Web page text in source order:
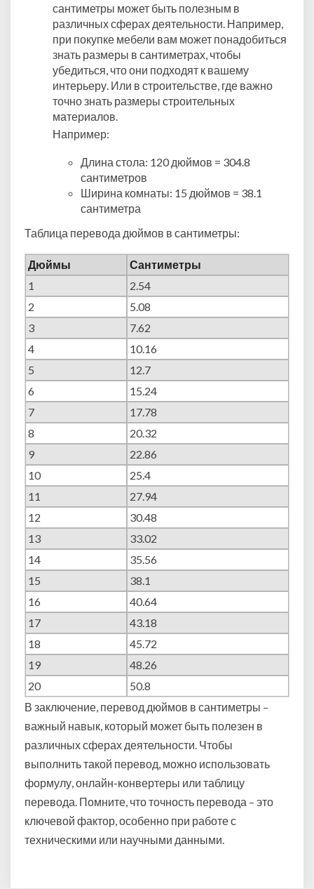
сантиметры может быть полезным в
различных сферах деятельности. Например,
при покупке мебели вам может понадобиться
знать размеры в сантиметрах, чтобы
убедиться, что они подходят к вашему
интерьеру. Или в строительстве, где важно
точно знать размеры строительных
материалов.
Например:
Длина стола: 120 дюймов = 304.8
сантиметров
Ширина комнаты: 15 дюймов = 38.1
сантиметра
Таблица перевода дюймов в сантиметры:
Дюймы
Сантиметры
1
2.54
2
5.08
3
7.62
4
10.16
5
12.7
6
15.24
7
17.78
8
20.32
9
22.86
10
25.4
11
27.94
12
30.48
13
33.02
14
35.56
15
38.1
16
40.64
17
43.18
18
45.72
19
48.26
20
50.8
В заключение, перевод дюймов в сантиметры –
важный навык, который может быть полезен в
различных сферах деятельности. Чтобы
выполнить такой перевод, можно использовать
формулу, онлайн-конвертеры или таблицу
перевода. Помните, что точность перевода – это
ключевой фактор, особенно при работе с
техническими или научными данными.